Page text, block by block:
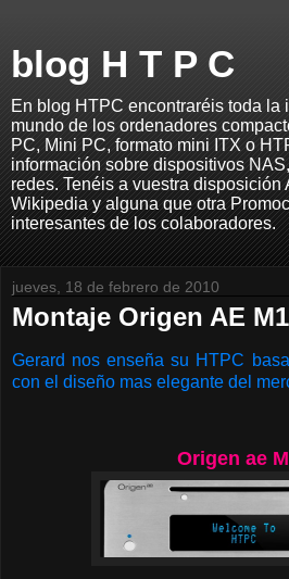
blog H T P C
En blog HTPC encontraréis toda la
mundo de los ordenadores
PC, Mini PC, formato mini ITX o
información sobre dispositivos
redes. Tenéis a vuestra disposición
Wikipedia y alguna que otra
interesantes de los colaboradores.
jueves, 18 de febrero de 2010
Montaje Origen AE
Gerard nos enseña su HTPC
con el diseño mas elegante del
Origen ae